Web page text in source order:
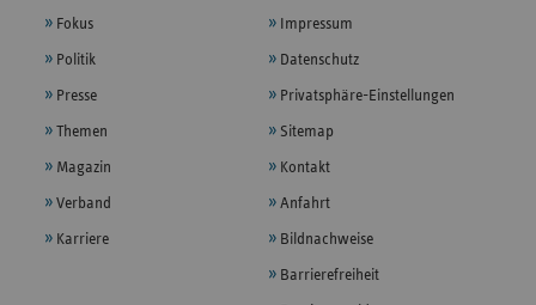
Fokus
Politik
Presse
Themen
Magazin
Verband
Karriere
Impressum
Datenschutz
Privatsphäre-Einstellungen
Sitemap
Kontakt
Anfahrt
Bildnachweise
Barrierefreiheit